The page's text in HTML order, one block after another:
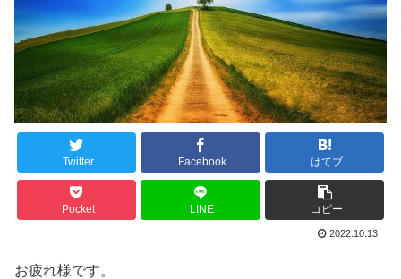
Twitter Facebook はてブ
Pocket LINE コピー
2022.10.13
お疲れ様です。